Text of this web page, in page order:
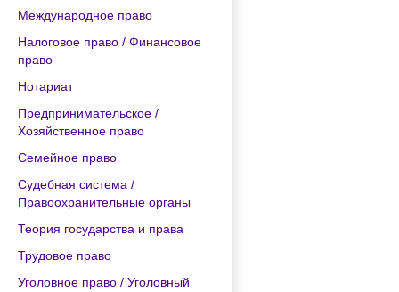
Международное право
Налоговое право / Финансовое
право
Нотариат
Предпринимательское /
Хозяйственное право
Семейное право
Судебная система /
Правоохранительные органы
Теория государства и права
Трудовое право
Уголовное право / Уголовный